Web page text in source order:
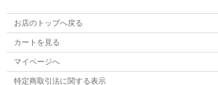
お店のトップへ戻る
カートを見る
マイページへ
特定商取引法に関する表示